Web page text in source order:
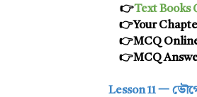
👉Text Books
👉Your
👉MCQ
👉MCQ
Lesson 11 一